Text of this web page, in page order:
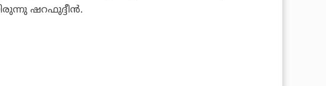
ഷറഫുദ്ദീന്‍.